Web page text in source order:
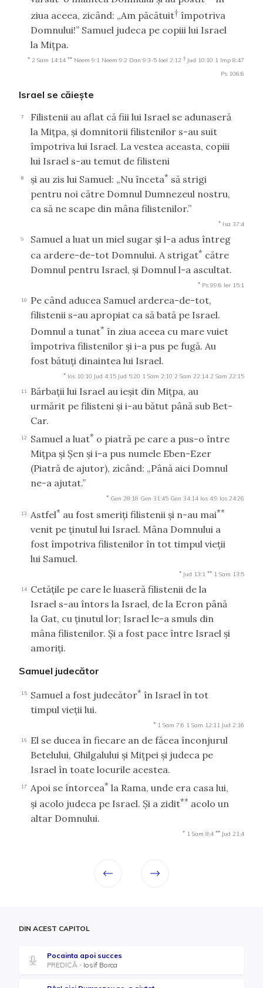
ziua aceea, zicând: „Am păcătuit† împotriva
Domnului!” Samuel judeca pe copiii lui Israel
la Miţpa.
* 2 Sam 14:14 ** Neem 9:1 Neem 9:2 Dan 9:3-5 Ioel 2:12 † Jud 10:10 1 Imp 8:47
Ps 106:6
Israel se căieşte
7
Filistenii au aflat că fiii lui Israel se adunaseră
la Miţpa, şi domnitorii filistenilor s-au suit
împotriva lui Israel. La vestea aceasta, copiii
lui Israel s-au temut de filisteni
8 şi au zis lui Samuel: „Nu înceta* să strigi
pentru noi către Domnul Dumnezeul nostru,
ca să ne scape din mâna filistenilor.”
* Isa 37:4
9
Samuel a luat un miel sugar şi l-a adus întreg
ca ardere-de-tot Domnului. A strigat* către
Domnul pentru Israel, şi Domnul l-a ascultat.
* Ps 99:6 Ier 15:1
10
Pe când aducea Samuel arderea-de-tot,
filistenii s-au apropiat ca să bată pe Israel.
Domnul a tunat* în ziua aceea cu mare vuiet
împotriva filistenilor şi i-a pus pe fugă. Au
fost bătuţi dinaintea lui Israel.
* Ios 10:10 Jud 4:15 Jud 5:20 1 Sam 2:10 2 Sam 22:14 2 Sam 22:15
11
Bărbaţii lui Israel au ieşit din Miţpa, au
urmărit pe filisteni şi i-au bătut până sub Bet-
Car.
12 Samuel a luat* o piatră pe care a pus-o între
Miţpa şi Şen şi i-a pus numele Eben-Ezer
(Piatră de ajutor), zicând: „Până aici Domnul
ne-a ajutat.”
* Gen 28:18 Gen 31:45 Gen 34:14 Ios 4:9 Ios 24:26
13 Astfel* au fost smeriţi filistenii şi n-au mai**
venit pe ţinutul lui Israel. Mâna Domnului a
fost împotriva filistenilor în tot timpul vieţii
lui Samuel.
* Jud 13:1 ** 1 Sam 13:5
14
Cetăţile pe care le luaseră filistenii de la
Israel s-au întors la Israel, de la Ecron până
la Gat, cu ţinutul lor; Israel le-a smuls din
mâna filistenilor. Şi a fost pace între Israel şi
amoriţi.
Samuel judecător
15 Samuel a fost judecător* în Israel în tot
timpul vieţii lui.
* 1 Sam 7:6 1 Sam 12:11 Jud 2:16
16
El se ducea în fiecare an de făcea înconjurul
Betelului, Ghilgalului şi Miţpei şi judeca pe
Israel în toate locurile acestea.
17 Apoi se întorcea* la Rama, unde era casa lui,
şi acolo judeca pe Israel. Şi a zidit** acolo un
altar Domnului.
* 1 Sam 8:4 ** Jud 21:4
DIN ACEST CAPITOL
Pocainta apoi succes
PREDICĂ
Iosif Borca